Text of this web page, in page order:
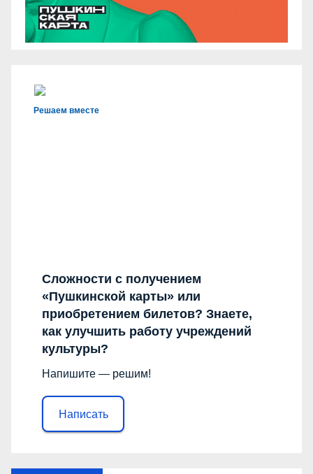
Решаем вместе
Сложности с получением
«Пушкинской карты» или
приобретением билетов? Знаете,
как улучшить работу учреждений
культуры?
Напишите — решим!
Написать